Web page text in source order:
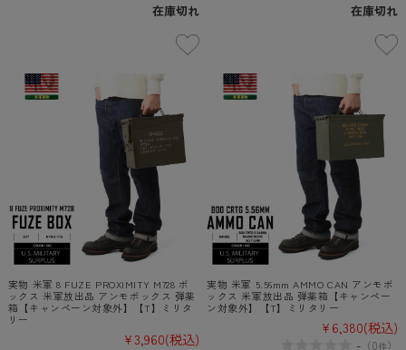
在庫切れ 在庫切れ
実物 米軍 8 FUZE PROXIMITY M728 ボ
ックス 米軍放出品 アンモボックス 弾薬
箱【キャンペーン対象外】【T】ミリタ
リー
¥3,960(税込)
実物 米軍 5.56mm AMMO CAN アンモボ
ックス 米軍放出品 弾薬箱【キャンペー
ン対象外】【T】ミリタリー
¥6,380(税込)
- （0件）